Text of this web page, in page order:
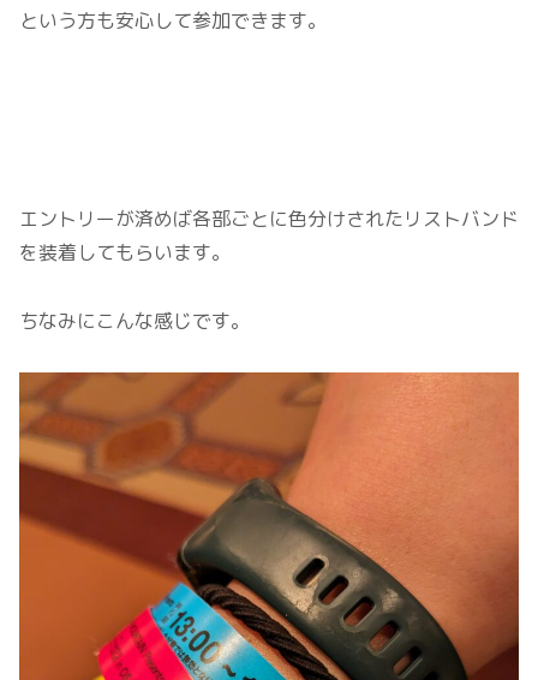
という方も安心して参加できます。
エントリーが済めば各部ごとに色分けされたリストバンド
を装着してもらいます。
ちなみにこんな感じです。